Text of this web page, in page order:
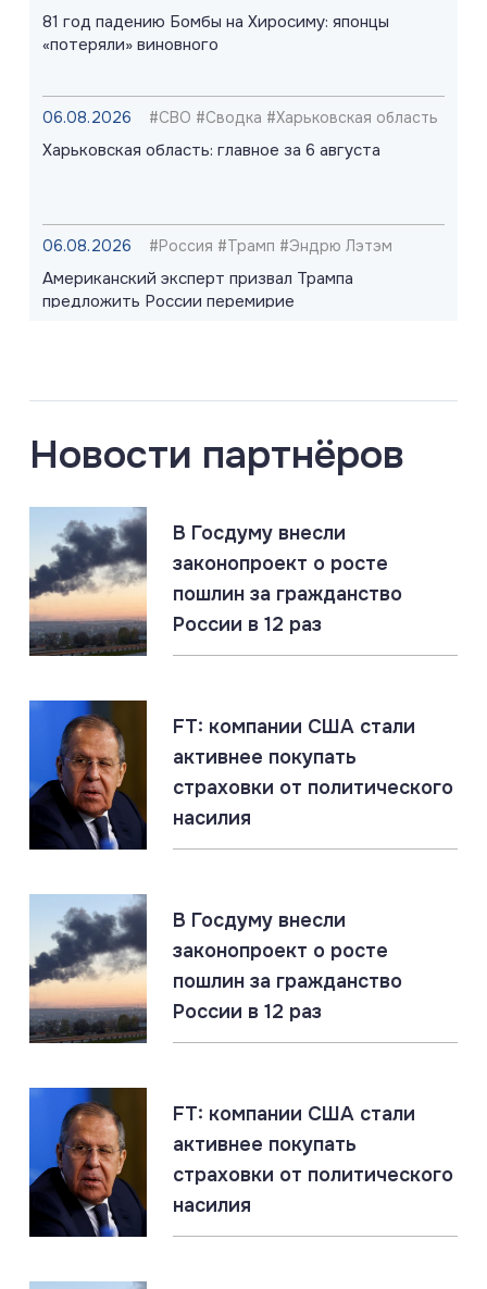
81 год падению Бомбы на Хиросиму: японцы
«потеряли» виновного
06.08.2026 #СВО #Сводка #Харьковская область
Харьковская область: главное за 6 августа
06.08.2026 #Россия #Трамп #Эндрю Лэтэм
Американский эксперт призвал Трампа
предложить России перемирие
Запорожская область: главное за 6 августа
Россия нанесла массированный удар по логистике
ВСУ в Киеве и Одессе
06.08.2026 #СВО #Сводка #Херсонская область
Херсонская область: главное за 6 августа
06.08.2026 #Наёмники #Польша #СВО
Российские военные идентифицировали польских
наёмников в ВСУ
ДНР: главное за 6 августа
06.08.2026 #«Циркон» #Гиперзвук #ПВО
«Цирконы» бьют по наземным целям. Россия
06.08.2026 #ЛНР #СВО #Сводка
ЛНР: главное за 6 августа
Новости партнёров
В Госдуму внесли
законопроект о росте
пошлин за гражданство
России в 12 раз
FT: компании США стали
активнее покупать
страховки от политического
насилия
В Госдуму внесли
законопроект о росте
пошлин за гражданство
России в 12 раз
FT: компании США стали
активнее покупать
страховки от политического
насилия